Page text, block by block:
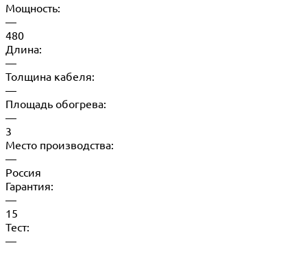
Мощность:
—
480
Длина:
—
Толщина кабеля:
—
Площадь обогрева:
—
3
Место производства:
—
Россия
Гарантия:
—
15
Тест:
—